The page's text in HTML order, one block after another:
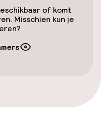
of komt
Misschien kun je